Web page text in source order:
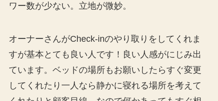
ワー数が少ない。立地が微妙。
オーナーさんがCheck-inのやり取りをしてくれま
すが基本とても良い人です！良い人感がにじみ出
ています。ベッドの場所もお願いしたらすぐ変更
してくれたり一人なら静かに寝れる場所を考えて